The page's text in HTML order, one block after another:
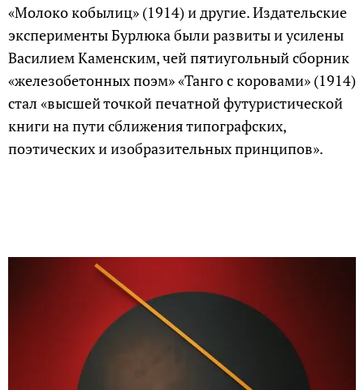
«Молоко кобылиц» (1914) и другие. Издательские
эксперименты Бурлюка были развиты и усилены
Василием Каменским, чей пятиугольный сборник
«железобетонных поэм» «Танго с коровами» (1914)
стал «высшей точкой печатной футуристической
книги на пути сближения типографских,
поэтических и изобразительных принципов».